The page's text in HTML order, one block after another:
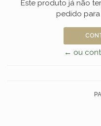
Este produto já não
pedido para
← ou